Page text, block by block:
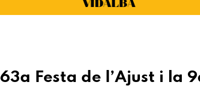
Festa de l’Ajust i la